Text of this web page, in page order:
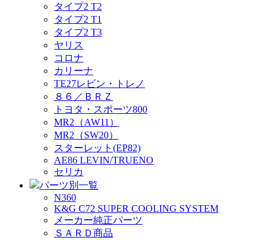
タイプ2 T2
タイプ2 T1
タイプ2 T3
ヤリス
コロナ
カリーナ
TE27レビン・トレノ
８６／ＢＲＺ
トヨタ・スポーツ800
MR2（AW11）
MR2（SW20）
スターレット(EP82)
AE86 LEVIN/TRUENO
セリカ
パーツ別一覧
N360
K&G C72 SUPER COOLING SYSTEM
メーカー純正パーツ
ＳＡＲＤ商品